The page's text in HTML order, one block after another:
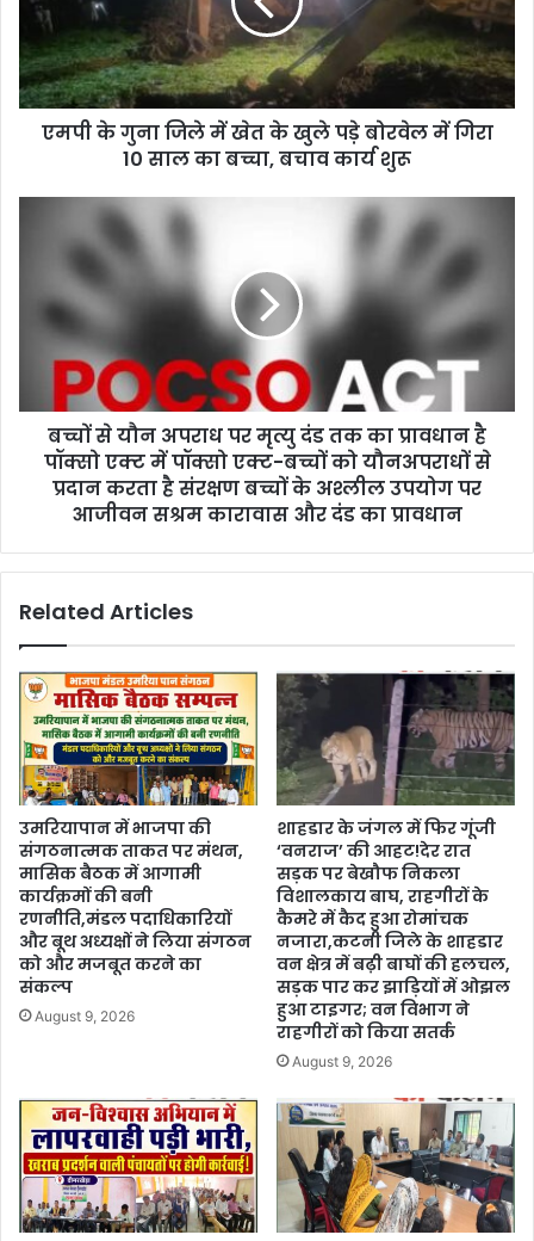
l
a
d
एमपी के गुना जिले में खेत के खुले पड़े बोरवेल में गिरा
10 साल का बच्चा, बचाव कार्य शुरू
बच्चों से यौन अपराध पर मृत्यु दंड तक का प्रावधान है
पॉक्सो एक्ट में पॉक्सो एक्ट-बच्चों को यौनअपराधों से
प्रदान करता है संरक्षण बच्चों के अश्लील उपयोग पर
आजीवन सश्रम कारावास और दंड का प्रावधान
Related Articles
उमरियापान में भाजपा की
संगठनात्मक ताकत पर मंथन,
मासिक बैठक में आगामी
कार्यक्रमों की बनी
रणनीति,मंडल पदाधिकारियों
और बूथ अध्यक्षों ने लिया संगठन
को और मजबूत करने का
संकल्प
August 9, 2026
शाहडार के जंगल में फिर गूंजी
‘वनराज’ की आहट!देर रात
सड़क पर बेखौफ निकला
विशालकाय बाघ, राहगीरों के
कैमरे में कैद हुआ रोमांचक
नजारा,कटनी जिले के शाहडार
वन क्षेत्र में बढ़ी बाघों की हलचल,
सड़क पार कर झाड़ियों में ओझल
हुआ टाइगर; वन विभाग ने
राहगीरों को किया सतर्क
August 9, 2026